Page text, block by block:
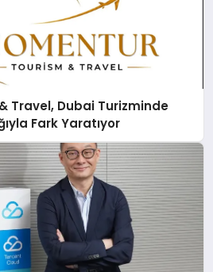
Travel, Dubai Turizminde
Fark Yaratıyor